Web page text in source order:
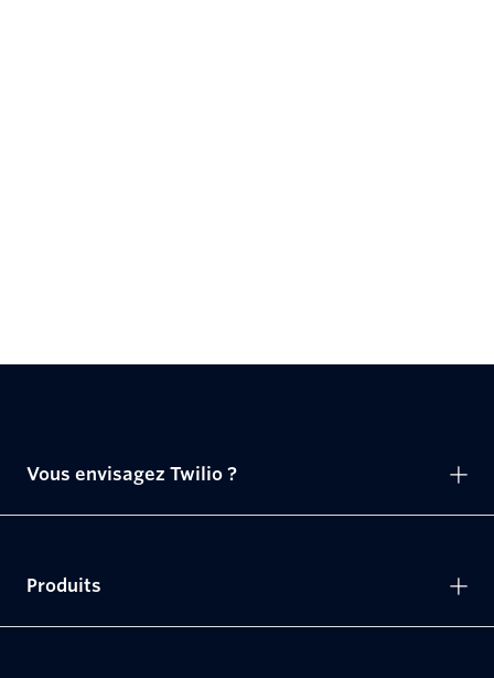
Vous envisagez Twilio ?
Produits